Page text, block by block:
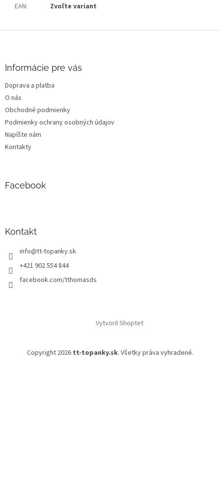
EAN: Zvoľte variant
e
Informácie pre vás
Doprava a platba
O nás
Obchodné podmienky
Podmienky ochrany osobných údajov
Napíšte nám
Kontakty
Facebook
Kontakt
info@tt-topanky.sk
+421 902 554 844
facebook.com/tthomasds
Vytvoril Shoptet
Copyright 2026 tt-topanky.sk. Všetky práva vyhradené.